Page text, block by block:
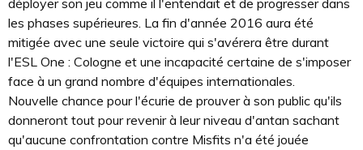
déployer son jeu comme il l'entendait et de progresser dans
les phases supérieures. La fin d'année 2016 aura été
mitigée avec une seule victoire qui s'avérera être durant
l'ESL One : Cologne et une incapacité certaine de s'imposer
face à un grand nombre d'équipes internationales.
Nouvelle chance pour l'écurie de prouver à son public qu'ils
donneront tout pour revenir à leur niveau d'antan sachant
qu'aucune confrontation contre Misfits n'a été jouée